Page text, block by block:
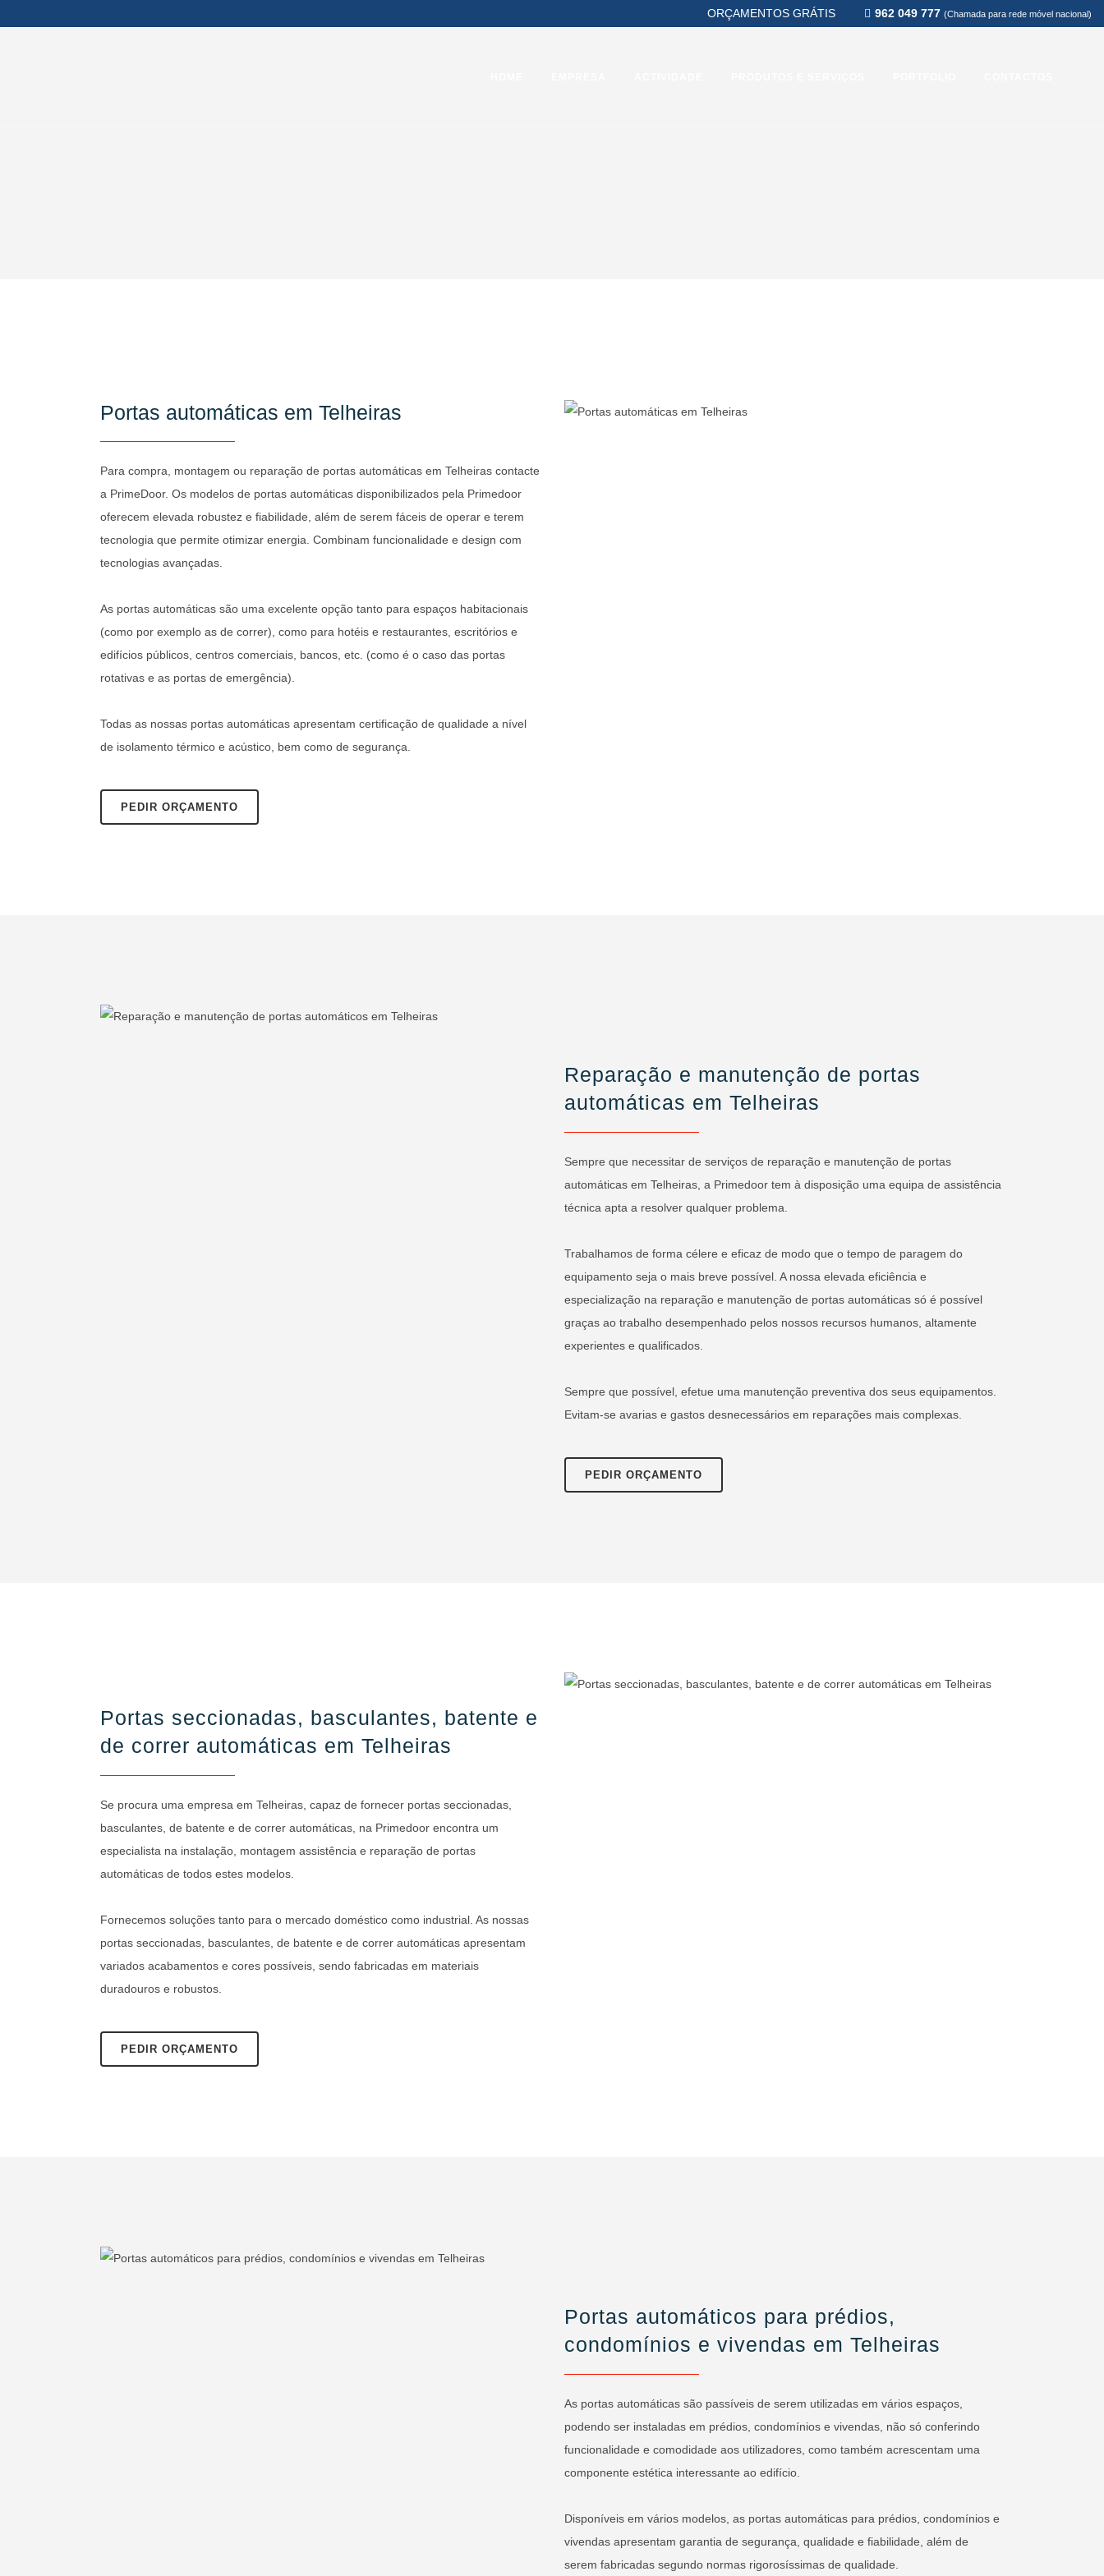
ORÇAMENTOS GRÁTIS 962 049 777 (Chamada para rede móvel nacional)
Portas automáticas em Telheiras
Para compra, montagem ou reparação de portas automáticas em Telheiras contacte
a PrimeDoor. Os modelos de portas automáticas disponibilizados pela Primedoor
oferecem elevada robustez e fiabilidade, além de serem fáceis de operar e terem
tecnologia que permite otimizar energia. Combinam funcionalidade e design com
tecnologias avançadas.
As portas automáticas são uma excelente opção tanto para espaços habitacionais
(como por exemplo as de correr), como para hotéis e restaurantes, escritórios e
edifícios públicos, centros comerciais, bancos, etc. (como é o caso das portas
rotativas e as portas de emergência).
Todas as nossas portas automáticas apresentam certificação de qualidade a nível
de isolamento térmico e acústico, bem como de segurança.
PEDIR ORÇAMENTO
Reparação e manutenção de portas
automáticas em Telheiras
Sempre que necessitar de serviços de reparação e manutenção de portas
automáticas em Telheiras, a Primedoor tem à disposição uma equipa de assistência
técnica apta a resolver qualquer problema.
Trabalhamos de forma célere e eficaz de modo que o tempo de paragem do
equipamento seja o mais breve possível. A nossa elevada eficiência e
especialização na reparação e manutenção de portas automáticas só é possível
graças ao trabalho desempenhado pelos nossos recursos humanos, altamente
experientes e qualificados.
Sempre que possível, efetue uma manutenção preventiva dos seus equipamentos.
Evitam-se avarias e gastos desnecessários em reparações mais complexas.
PEDIR ORÇAMENTO
Portas seccionadas, basculantes, batente e
de correr automáticas em Telheiras
Se procura uma empresa em Telheiras, capaz de fornecer portas seccionadas,
basculantes, de batente e de correr automáticas, na Primedoor encontra um
especialista na instalação, montagem assistência e reparação de portas
automáticas de todos estes modelos.
Fornecemos soluções tanto para o mercado doméstico como industrial. As nossas
portas seccionadas, basculantes, de batente e de correr automáticas apresentam
variados acabamentos e cores possíveis, sendo fabricadas em materiais
duradouros e robustos.
PEDIR ORÇAMENTO
Portas automáticos para prédios,
condomínios e vivendas em Telheiras
As portas automáticas são passíveis de serem utilizadas em vários espaços,
podendo ser instaladas em prédios, condomínios e vivendas, não só conferindo
funcionalidade e comodidade aos utilizadores, como também acrescentam uma
componente estética interessante ao edifício.
Disponíveis em vários modelos, as portas automáticas para prédios, condomínios e
vivendas apresentam garantia de segurança, qualidade e fiabilidade, além de
serem fabricadas segundo normas rigorosíssimas de qualidade.